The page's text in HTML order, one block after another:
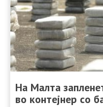
На Малта
во контејнер со